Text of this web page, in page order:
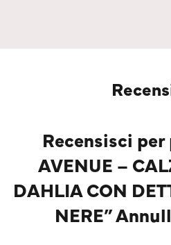
Recensisci per
AVENUE –
DAHLIA CON
NERE”